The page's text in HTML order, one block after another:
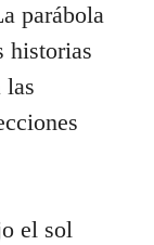
parábola
historias
las
el sol